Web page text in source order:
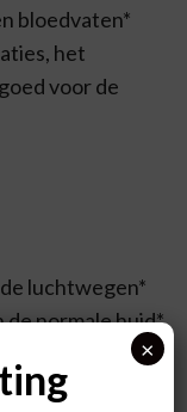
bloedvaten*
het
voor de
luchtwegen*
de normale huid*
×